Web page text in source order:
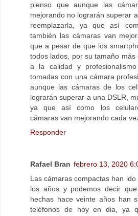
pienso que aunque las
mejorando no lograrán superar
reemplazarla, ya que así
también las cámaras van
que a pesar de que los
todos lados, por su tamaño
a la calidad y
tomadas con una cámara
aunque las cámaras de los
lograrán superar a una DSLR,
ya que así como los
cámaras van mejorando cada
Responder
Rafael Bran febrero 13, 2020
Las cámaras compactas han
los años y podemos decir
hechas hace veinte años han
teléfonos de hoy en dia, ya